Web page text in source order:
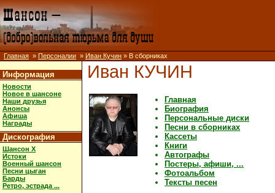
Главная » Персоналии » Иван Кучин » В сборниках
Информация
Новости
Новое в шансоне
Наши друзья
Анонсы
Афиша
Награды
Дискография
Шансон X
Истоки
Военный шансон
Песни цыган
Барды
Ретро, эстрада ...
Иван КУЧИН
Главная
Биография
Персональные диски
Песни в сборниках
Кассеты
Книги
Автографы
Постеры, афиши, ...
Фотоальбом
Тексты песен